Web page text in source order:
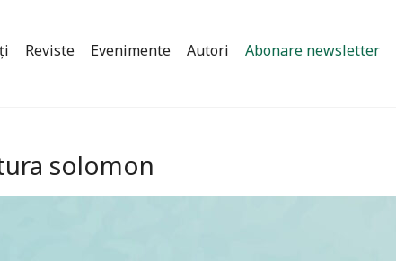
Reviste Evenimente Autori Abonare newsletter
solomon